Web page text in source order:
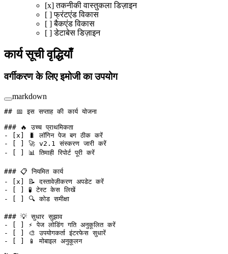
[x] तकनीकी वास्तुकला डिज़ाइन
[ ] फ्रंटएंड विकास
[ ] बैकएंड विकास
[ ] डेटाबेस डिज़ाइन
कार्य सूची वृद्धियाँ
वर्गीकरण के लिए इमोजी का उपयोग
markdown
## 📅 इस सप्ताह की कार्य योजना
### 🔥 उच्च प्राथमिकता
-
x ] 🐛 लॉगिन पेज बग ठीक करें
-
[ ] 🚀 v2.1 संस्करण जारी करें
-
[ ] 📊 तिमाही रिपोर्ट पूरी करें
### 📋 नियमित कार्य
-
x ] 📝 दस्तावेज़ीकरण अपडेट करें
-
[ ] 🧪 टेस्ट केस लिखें
-
[ ] 🔍 कोड समीक्षा
### 💡 सुधार सुझाव
-
[ ] ⚡ पेज लोडिंग गति अनुकूलित करें
-
[ ] 🎨 उपयोगकर्ता इंटरफेस सुधारें
-
[ ] 📱 मोबाइल अनुकूलन